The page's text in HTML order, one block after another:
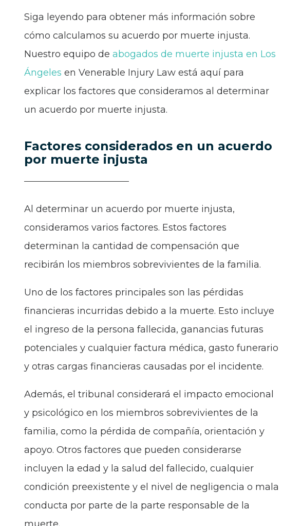
Siga leyendo para obtener más información sobre
cómo calculamos su acuerdo por muerte injusta.
Nuestro equipo de abogados de muerte injusta en Los
Ángeles en Venerable Injury Law está aquí para
explicar los factores que consideramos al determinar
un acuerdo por muerte injusta.
Factores considerados en un acuerdo
por muerte injusta
Al determinar un acuerdo por muerte injusta,
consideramos varios factores. Estos factores
determinan la cantidad de compensación que
recibirán los miembros sobrevivientes de la familia.
Uno de los factores principales son las pérdidas
financieras incurridas debido a la muerte. Esto incluye
el ingreso de la persona fallecida, ganancias futuras
potenciales y cualquier factura médica, gasto funerario
y otras cargas financieras causadas por el incidente.
Además, el tribunal considerará el impacto emocional
y psicológico en los miembros sobrevivientes de la
familia, como la pérdida de compañía, orientación y
apoyo. Otros factores que pueden considerarse
incluyen la edad y la salud del fallecido, cualquier
condición preexistente y el nivel de negligencia o mala
conducta por parte de la parte responsable de la